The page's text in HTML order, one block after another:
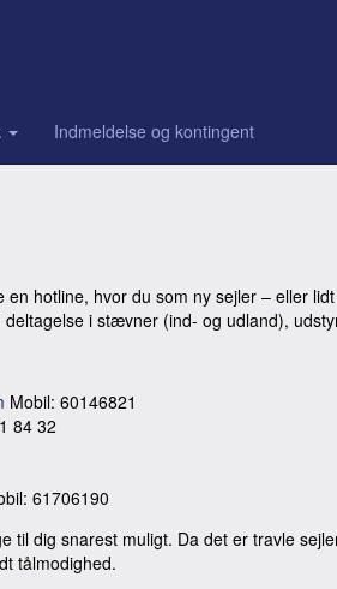
Indmeldelse og kontingent
hotline, hvor du som ny sejler – eller
i stævner (ind- og udland),
Mobil: 60146821
84 32
61706190
til dig snarest muligt. Da det er travle
tålmodighed.